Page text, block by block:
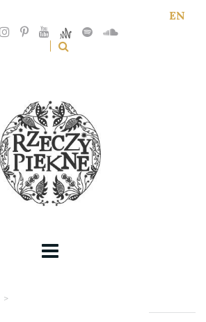
EN
>